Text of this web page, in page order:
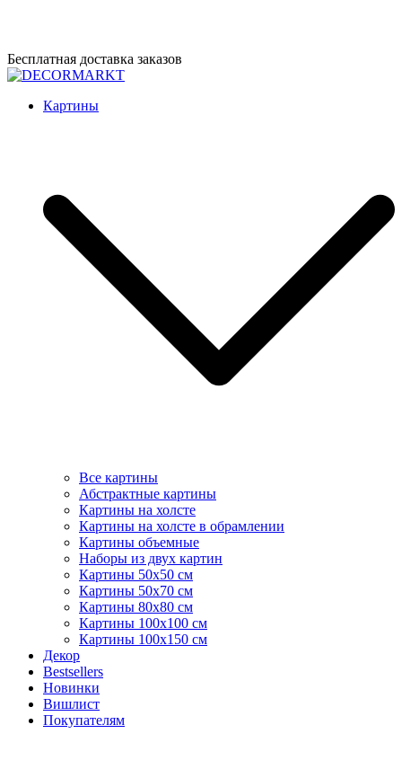
Перейти
к
Бесплатная доставка заказов
DECORMARKT
Картины для интерьера ручной работы
Картины
Все картины
Абстрактные картины
Картины на холсте
Картины на холсте в обрамлении
Картины объемные
Наборы из двух картин
Картины 50х50 см
Картины 50х70 см
Картины 80х80 см
Картины 100х100 см
Картины 100х150 см
Декор
Bestsellers
Новинки
Вишлист
Покупателям